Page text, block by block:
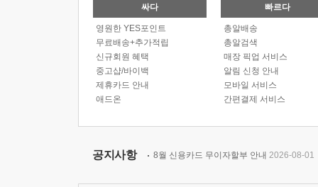
싸다
영원한 YES포인트
무료배송+추가적립
신규회원 혜택
중고샵/바이백
제휴카드 안내
애드온
빠르다
총알배송
총알검색
매장 픽업 서비스
알림 신청 안내
모바일 서비스
간편결제 서비스
공지사항 8월 신용카드 무이자할부 안내 2026-08-01